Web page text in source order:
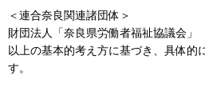
＜連合奈良関連諸団体＞
財団法人「奈良県労働者福祉協議会」
以上の基本的考え方に基づき、具体的
す。